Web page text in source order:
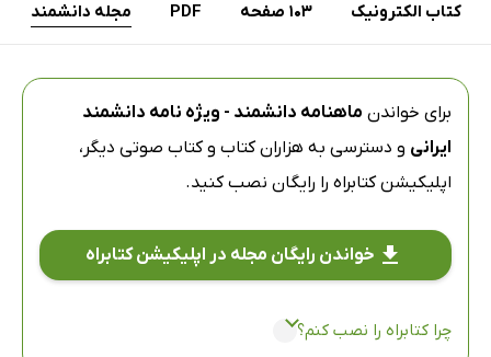
کتاب الکترونیک 103 صفحه PDF مجله دانشمند
برای خواندن ماهنامه دانشمند - ویژه نامه دانشمند
ایرانی و دسترسی به هزاران کتاب و کتاب صوتی دیگر،
اپلیکیشن کتابراه را رایگان نصب کنید.
خواندن رایگان مجله در اپلیکیشن کتابراه
چرا کتابراه را نصب کنم؟